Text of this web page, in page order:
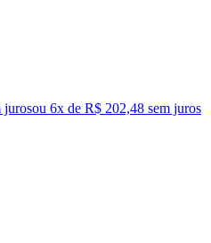
jurosou 6x de R$ 202,48 sem juros